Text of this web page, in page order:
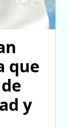
que
y